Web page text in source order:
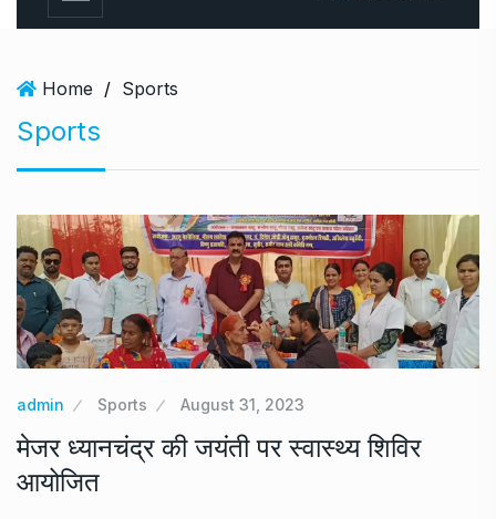
Home / Sports
Sports
admin Sports August 31, 2023
मेजर ध्यानचंद्र की जयंती पर स्वास्थ्य शिविर
आयोजित